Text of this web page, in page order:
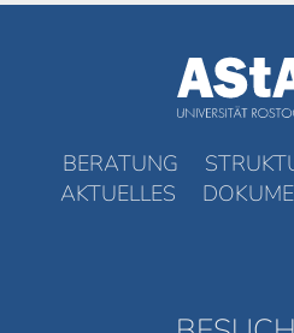
BERATUNG
AKTUELLES